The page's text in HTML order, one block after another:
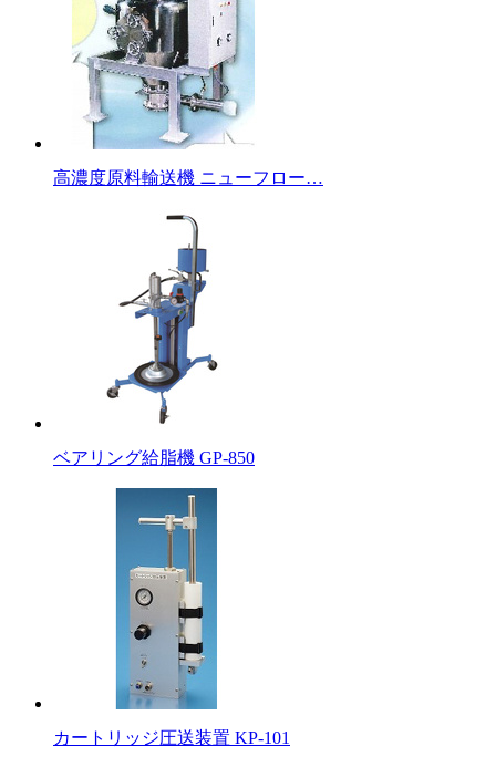
高濃度原料輸送機 ニューフロー…
ベアリング給脂機 GP-850
カートリッジ圧送装置 KP-101